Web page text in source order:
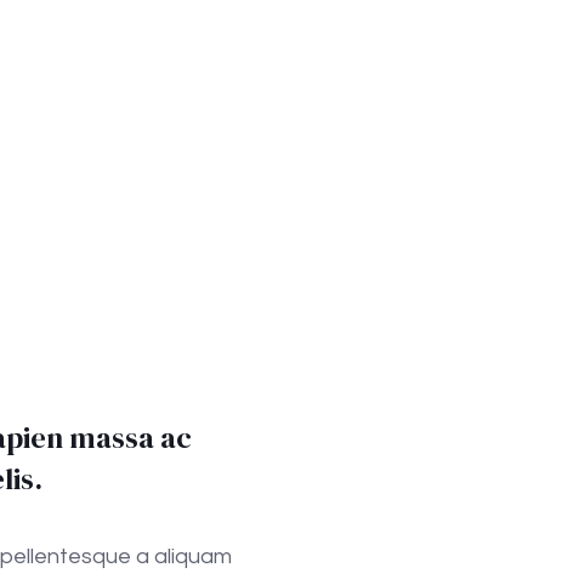
massa ac
a aliquam